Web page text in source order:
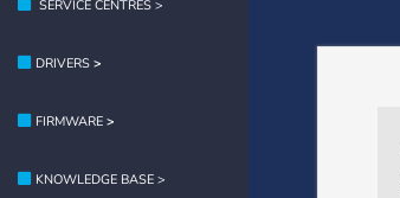
SERVICE CENTRES >
DRIVERS>
FIRMWARE>
KNOWLEDGE BASE >